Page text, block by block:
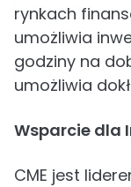
rynkach
umożliwia
godziny na
umożliwia
Wsparcie dla
CME jest